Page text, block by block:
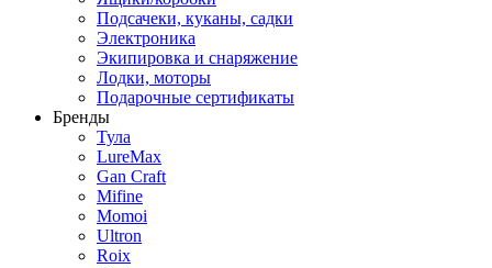
Подсачеки, куканы, садки
Электроника
Экипировка и снаряжение
Лодки, моторы
Подарочные сертификаты
Бренды
Тула
LureMax
Gan Craft
Mifine
Momoi
Ultron
Roix